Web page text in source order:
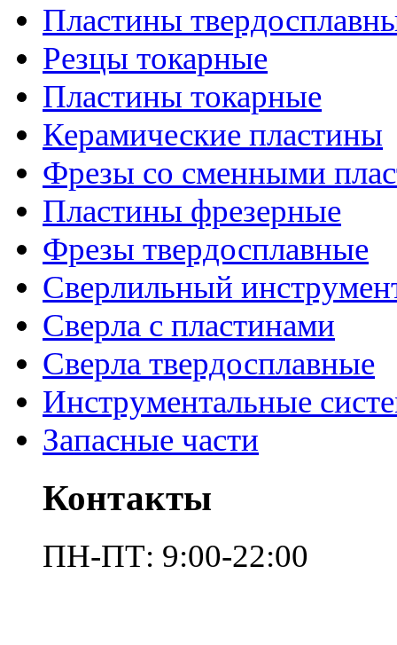
Пластины
Резцы токарные
Пластины токарные
Керамические пластины
Фрезы со сменными
Пластины фрезерные
Фрезы твердосплавные
Сверлильный
Сверла с пластинами
Сверла твердосплавные
Инструментальные
Запасные части
Контакты
ПН-ПТ: 9:00-22:00